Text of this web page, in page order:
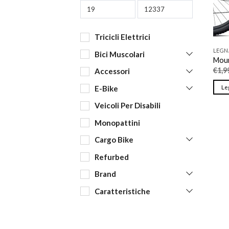
Tricicli Elettrici
Bici Muscolari
Accessori
E-Bike
Veicoli Per Disabili
Monopattini
Cargo Bike
Refurbed
Brand
Caratteristiche
€